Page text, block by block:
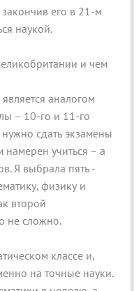
его в 21-м
наукой.
и чем
аналогом
– 10-го и 11-го
нужно сдать экзамены
учиться – а
Я выбрала пять -
физику и
второй
не сложно.
классе и,
на точные науки.